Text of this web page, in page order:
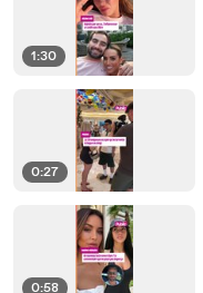
1:30
0:27
0:58